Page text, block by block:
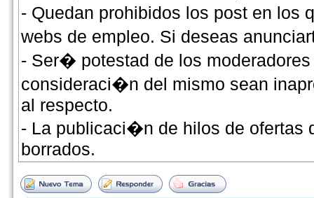
- Quedan prohibidos los post en
webs de empleo. Si deseas
- Ser� potestad de los
consideraci�n del mismo sean
al respecto.
- La publicaci�n de hilos de ofertas
borrados.